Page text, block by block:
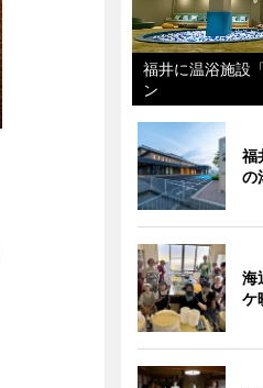
福井に温浴施設
ン
福
の
海
ケ